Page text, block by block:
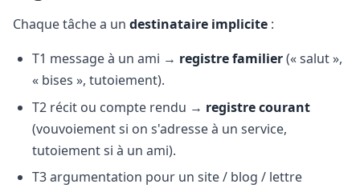
Chaque tâche a un destinataire implicite :
T1 message à un ami → registre familier(« salut »,
« bises », tutoiement).
T2 récit ou compte rendu → registre courant
(vouvoiement si on s'adresse à un service,
tutoiement si à un ami).
T3 argumentation pour un site / blog / lettre